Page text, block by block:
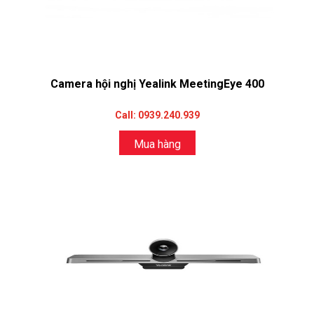
Camera hội nghị Yealink MeetingEye 400
Call: 0939.240.939
Mua hàng